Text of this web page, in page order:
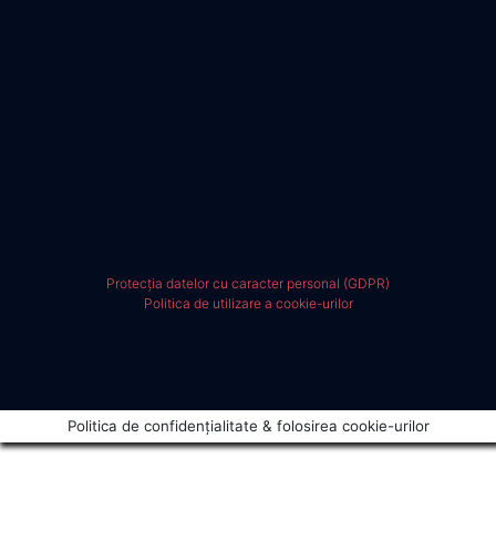
Protecția datelor cu caracter personal (GDPR)
Politica de utilizare a cookie-urilor
Politica de confidențialitate & folosirea cookie-urilor